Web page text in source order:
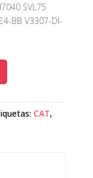
SVL75
BB V3307-DI-
CAT,